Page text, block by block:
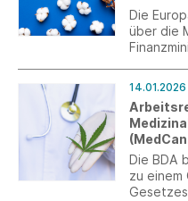
Die
über die
seit dem
14.01.2026
Die BDA
zu einem